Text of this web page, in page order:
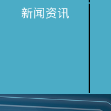
新闻资讯